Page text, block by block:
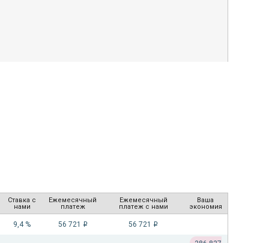
Ставка с
нами
Ежемесячный
платеж
Ежемесячный
платеж с нами
Ваша
экономия
9,4 % 56 721 i 56 721 i